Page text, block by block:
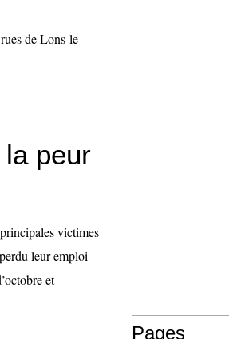
de Lons-le-
peur
victimes
leur emploi
et
Pages